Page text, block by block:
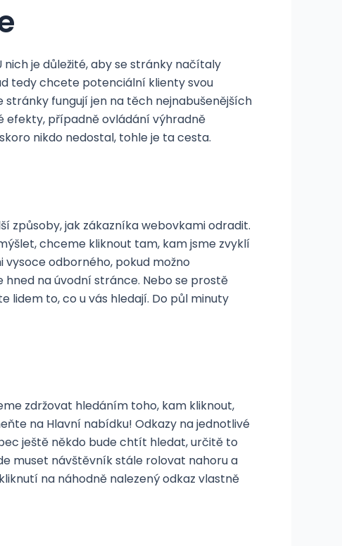
je důležité, aby se stránky načítaly
tedy chcete potenciální klienty svou
fungují jen na těch nejnabušenějších
efekty, případně ovládání výhradně
nikdo nedostal, tohle je ta cesta.
způsoby, jak zákazníka webovkami odradit.
chceme kliknout tam, kam jsme zvyklí
odborného, pokud možno
na úvodní stránce. Nebo se prostě
to, co u vás hledají. Do půl minuty
zdržovat hledáním toho, kam kliknout,
na Hlavní nabídku! Odkazy na jednotlivé
ještě někdo bude chtít hledat, určitě to
muset návštěvník stále rolovat nahoru a
na náhodně nalezený odkaz vlastně